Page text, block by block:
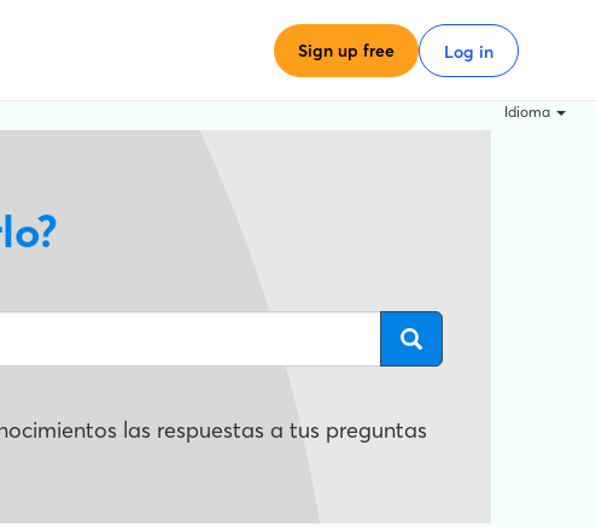
Sign up free Log in
Idioma
las respuestas a tus preguntas